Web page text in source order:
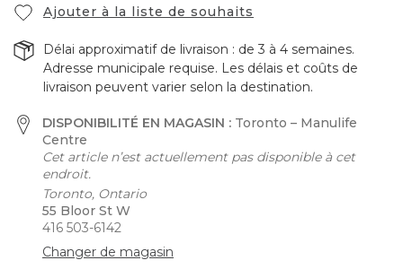
Ajouter à la liste de souhaits
Délai approximatif de livraison : de 3 à 4 semaines.
Adresse municipale requise. Les délais et coûts de
livraison peuvent varier selon la destination.
DISPONIBILITÉ EN MAGASIN : Toronto – Manulife
Centre
Cet article n’est actuellement pas disponible à cet
endroit.
Toronto, Ontario
55 Bloor St W
416 503-6142
Changer de magasin